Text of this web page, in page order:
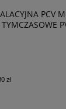
PCV
zł